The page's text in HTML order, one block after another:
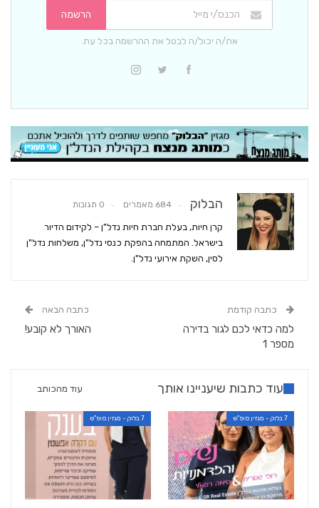
הרשמה
את/ה יכול/ה לבטל את ההרשמה בכל עת.
הבלוק 684 מאמרים 0 תגובות
קרן חיות, בעלת חברת חיות נדל"ן – לקידום הדיור
בישראל. המתמחה בהפקת כנסי נדל"ן, משלחות נדל"ן
לסין, השקת אירועי נדל"ן.
כתבה קודמת
למה כדאי לכם לגור בדירה
מספר 1
כתבה הבאה
האורך לא קובע!
עוד כתבות שיעניינו אותך עוד מהכותב
7 בלוק - מגזין סופ"ש 7 בלוק - מגזין סופ"ש